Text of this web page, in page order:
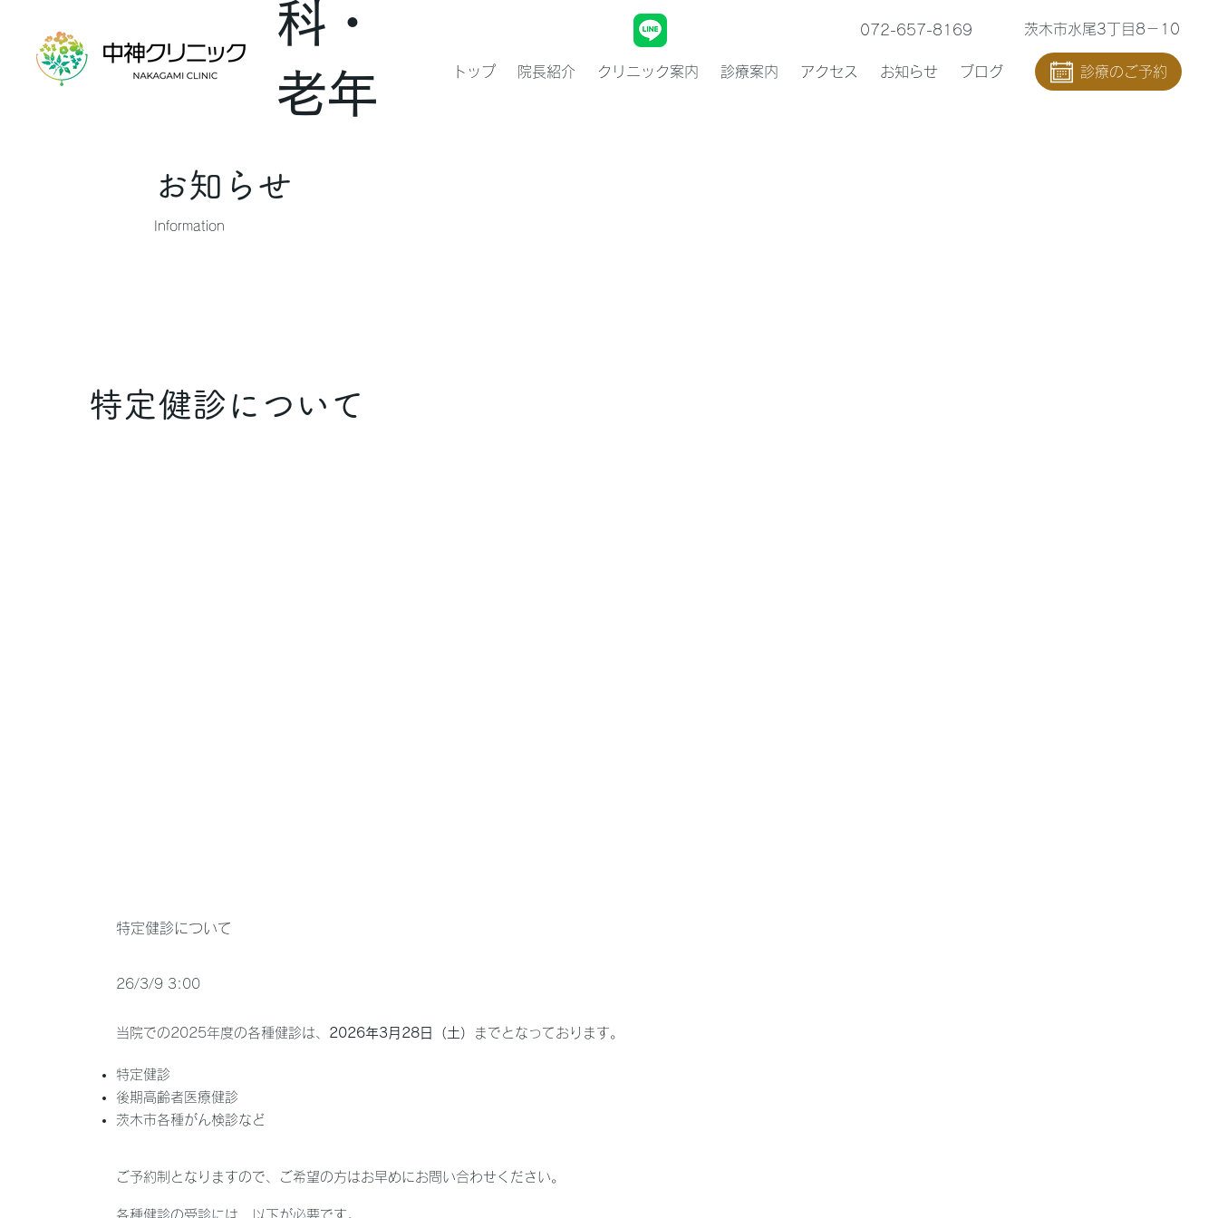
科・
老年
内科
072-657-8169 茨木市水尾3丁目8－10
トップ 院長紹介 クリニック案内 診療案内 アクセス お知らせ ブログ 診療のご予約
特定健診について
特定健診について
26/3/9 3:00
当院での2025年度の各種健診は、 2026年3月28日（土） までとなっております。
特定健診
後期高齢者医療健診
茨木市各種がん検診など
ご予約制となりますので、ご希望の方はお早めにお問い合わせください。
各種健診の受診には、以下が必要です。
お知らせ
Information